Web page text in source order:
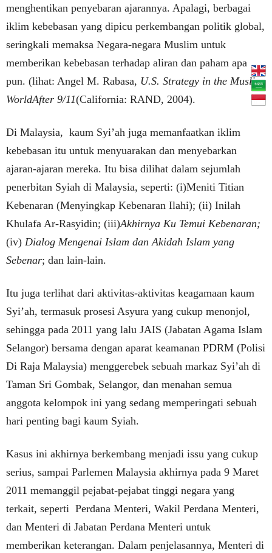
menghentikan penyebaran ajarannya. Apalagi, berbagai
iklim kebebasan yang dipicu perkembangan politik global,
seringkali memaksa Negara-negara Muslim untuk
memberikan kebebasan terhadap aliran dan paham apa
pun. (lihat: Angel M. Rabasa, U.S. Strategy in the Muslim
WorldAfter 9/11(California: RAND, 2004).
Di Malaysia, kaum Syi’ah juga memanfaatkan iklim
kebebasan itu untuk menyuarakan dan menyebarkan
ajaran-ajaran mereka. Itu bisa dilihat dalam sejumlah
penerbitan Syiah di Malaysia, seperti: (i)Meniti Titian
Kebenaran (Menyingkap Kebenaran Ilahi); (ii) Inilah
Khulafa Ar-Rasyidin; (iii)Akhirnya Ku Temui Kebenaran;
(iv) Dialog Mengenai Islam dan Akidah Islam yang
Sebenar; dan lain-lain.
Itu juga terlihat dari aktivitas-aktivitas keagamaan kaum
Syi’ah, termasuk prosesi Asyura yang cukup menonjol,
sehingga pada 2011 yang lalu JAIS (Jabatan Agama Islam
Selangor) bersama dengan aparat keamanan PDRM (Polisi
Di Raja Malaysia) menggerebek sebuah markaz Syi’ah di
Taman Sri Gombak, Selangor, dan menahan semua
anggota kelompok ini yang sedang memperingati sebuah
hari penting bagi kaum Syiah.
Kasus ini akhirnya berkembang menjadi issu yang cukup
serius, sampai Parlemen Malaysia akhirnya pada 9 Maret
2011 memanggil pejabat-pejabat tinggi negara yang
terkait, seperti Perdana Menteri, Wakil Perdana Menteri,
dan Menteri di Jabatan Perdana Menteri untuk
memberikan keterangan. Dalam penjelasannya, Menteri di